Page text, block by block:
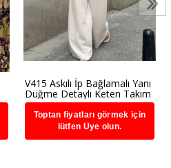
V415 Askılı İp Bağlamalı Yanı
Düğme Detaylı Keten Takım
Toptan fiyatları görmek için
lütfen Üye olun.